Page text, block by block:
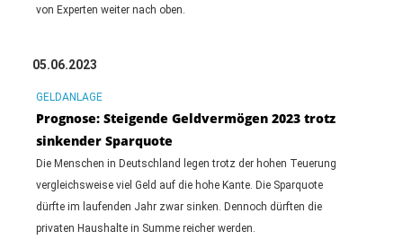
von Experten weiter nach oben.
05.06.2023
GELDANLAGE
Prognose: Steigende Geldvermögen 2023 trotz
sinkender Sparquote
Die Menschen in Deutschland legen trotz der hohen Teuerung
vergleichsweise viel Geld auf die hohe Kante. Die Sparquote
dürfte im laufenden Jahr zwar sinken. Dennoch dürften die
privaten Haushalte in Summe reicher werden.